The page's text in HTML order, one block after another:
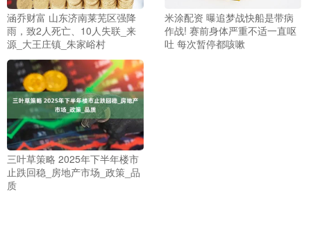
涵乔财富 山东济南莱芜区强降
雨，致2人死亡、10人失联_来
源_大王庄镇_朱家峪村
米涂配资 曝追梦战快船是带病
作战! 赛前身体严重不适一直呕
吐 每次暂停都咳嗽
三叶草策略 2025年下半年楼市
止跌回稳_房地产市场_政策_品
质